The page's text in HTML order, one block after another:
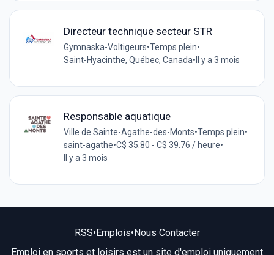
Directeur technique secteur STR
Gymnaska-Voltigeurs•Temps plein•
Saint-Hyacinthe, Québec, Canada• Il y a 3 mois
Responsable aquatique
Ville de Sainte-Agathe-des-Monts•Temps plein•
saint-agathe•C$ 35.80 - C$ 39.76 / heure•
Il y a 3 mois
RSS•Emplois•Nous Contacter
Emploi en sports et loisirs est un site d'emploi uniquement